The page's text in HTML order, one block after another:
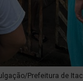
Prefeitura de